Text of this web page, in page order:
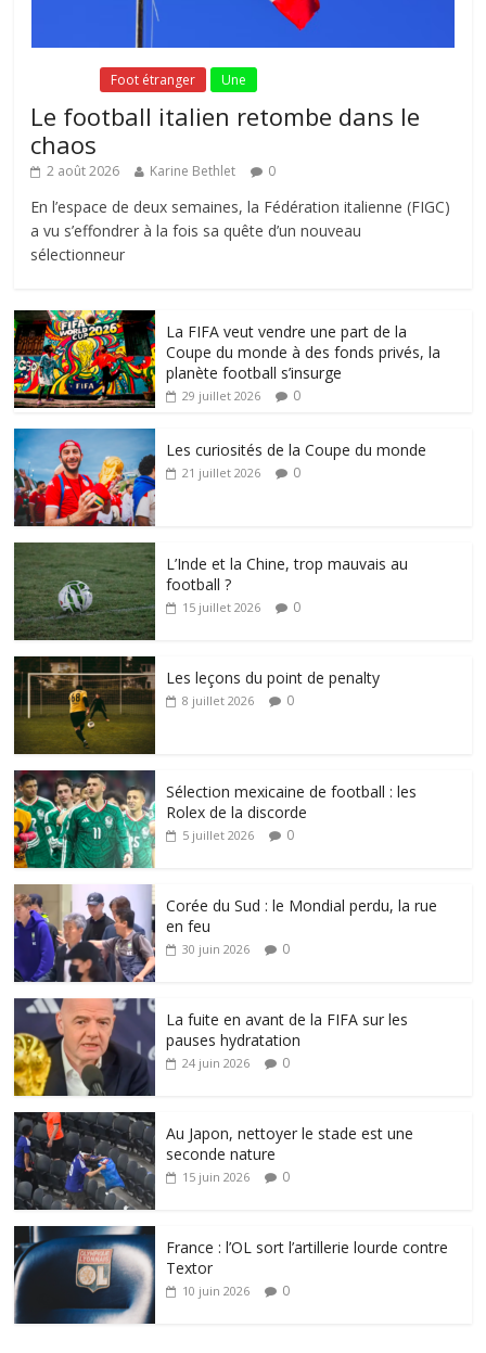
Foot étranger Une
Le football italien retombe dans le
chaos
2 août 2026 Karine Bethlet 0
En l’espace de deux semaines, la Fédération italienne (FIGC)
a vu s’effondrer à la fois sa quête d’un nouveau
sélectionneur
La FIFA veut vendre une part de la
Coupe du monde à des fonds privés, la
planète football s’insurge
29 juillet 2026 0
Les curiosités de la Coupe du monde
21 juillet 2026 0
L’Inde et la Chine, trop mauvais au
football ?
15 juillet 2026 0
Les leçons du point de penalty
8 juillet 2026 0
Sélection mexicaine de football : les
Rolex de la discorde
5 juillet 2026 0
Corée du Sud : le Mondial perdu, la rue
en feu
30 juin 2026 0
La fuite en avant de la FIFA sur les
pauses hydratation
24 juin 2026 0
Au Japon, nettoyer le stade est une
seconde nature
15 juin 2026 0
France : l’OL sort l’artillerie lourde contre
Textor
10 juin 2026 0